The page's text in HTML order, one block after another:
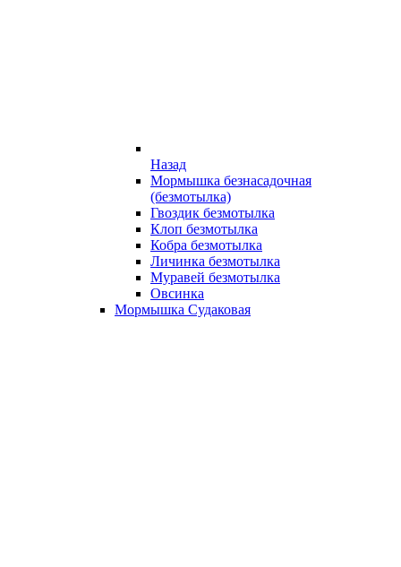
Назад
Мормышка безнасадочная
(безмотылка)
Гвоздик безмотылка
Клоп безмотылка
Кобра безмотылка
Личинка безмотылка
Муравей безмотылка
Овсинка
Мормышка Судаковая